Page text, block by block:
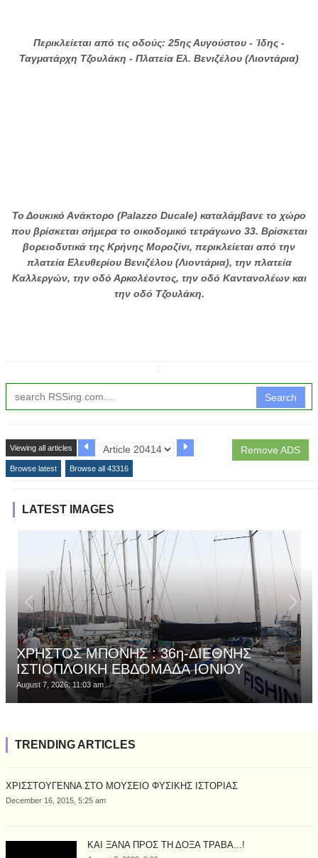
Περικλείεται από τις οδούς: 25ης Αυγούστου - Ίδης -
Ταγματάρχη Τζουλάκη - Πλατεία Ελ. Βενιζέλου (Λιοντάρια)
Το Δουκικό Ανάκτορο (Palazzo Ducale) καταλάμβανε το χώρο
που βρίσκεται σήμερα το οικοδομικό τετράγωνο 33. Βρίσκεται
βορειοδυτικά της Κρήνης Μοροζίνι, περικλείεται από την
πλατεία Ελευθερίου Βενιζέλου (Λιοντάρια), την πλατεία
Καλλεργών, την οδό Αρκολέοντος, την οδό Καντανολέων και
την οδό Τζουλάκη.
Search
Remove ADS
Viewing all articles
Browse latest Browse all 43316
LATEST IMAGES
ΧΡΗΣΤΟΣ ΜΠΟΝΗΣ : 36η-ΔΙΕΘΝΗΣ
ΙΣΤΙΟΠΛΟΙΚΗ ΕΒΔΟΜΑΔΑ ΙΟΝΙΟΥ
August 7, 2026, 11:03 am
TRENDING ARTICLES
ΧΡΙΣΣΤΟΥΓΕΝΝΑ ΣΤΟ ΜΟΥΣΕΙΟ ΦΥΣΙΚΗΣ ΙΣΤΟΡΙΑΣ
December 16, 2015, 5:25 am
ΚΑΙ ΞΑΝΑ ΠΡΟΣ ΤΗ ΔΟΞΑ ΤΡΑΒΑ...!